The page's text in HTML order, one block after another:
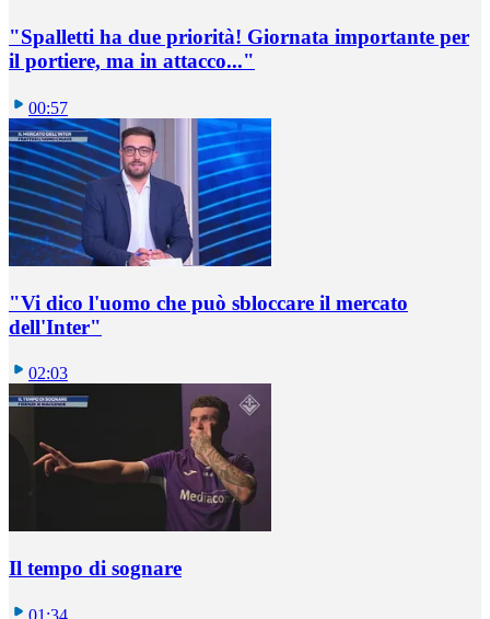
"Spalletti ha due priorità! Giornata importante per
il portiere, ma in attacco..."
00:57
"Vi dico l'uomo che può sbloccare il mercato
dell'Inter"
02:03
Il tempo di sognare
01:34